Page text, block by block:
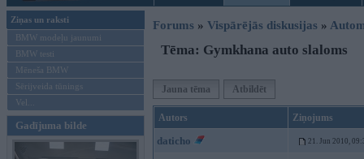
Ziņas un raksti
BMW modeļu jaunumi
BMW testi
Mēneša BMW
Sērijveida tūnings
Vel...
Gadījuma bilde
Forums » Vispārējās diskusijas »
Tēma: Gymkhana auto slaloms
Jauna tēma Atbildēt
Autors Ziņojums
daticho 21. Jun 2010,